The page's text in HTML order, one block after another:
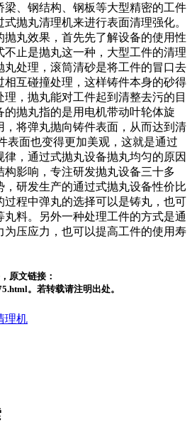
梁、钢结构、钢板等大型精密的工件
抛丸清理机来进行表面清理强化。
丸效果，首先先了解设备的使用性
止是抛丸这一种，大型工件的清理
丸处理，滚筒清砂是将工件的冒口去
相互碰撞处理，这样铸件本身的砂得
，抛丸能对工件起到清整去污的目
的抛丸指的是用电机带动叶轮体旋
，将弹丸抛向铸件表面，从而达到清
表面也变得更加美观，这就是通过
，通过式抛丸设备抛丸均匀的原因
影响，专注研发抛丸设备三十多
研发生产的通过式抛丸设备性价比
过程中弹丸的选择可以是铸丸，也可
丸料。另外一种处理工件的方式是通
为压应力，也可以提高工件的使用寿
原文链接：
。若转载请注明出处。
理机